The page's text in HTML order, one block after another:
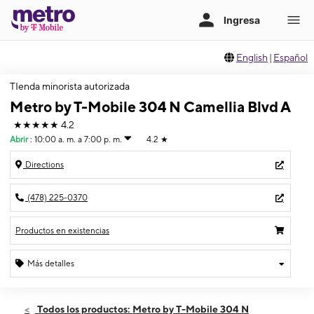
English | Español
TIenda minorista autorizada
Metro by T-Mobile 304 N Camellia Blvd A
★★★★★ 4.2
Abrir : 10:00 a. m. a 7:00 p. m. 4.2 ★
Directions
(478) 225-0370
Productos en existencias
Más detalles
Sábado:10:00 a. m. a 7:00 p. m.
Todos los productos: Metro by T-Mobile 304 N